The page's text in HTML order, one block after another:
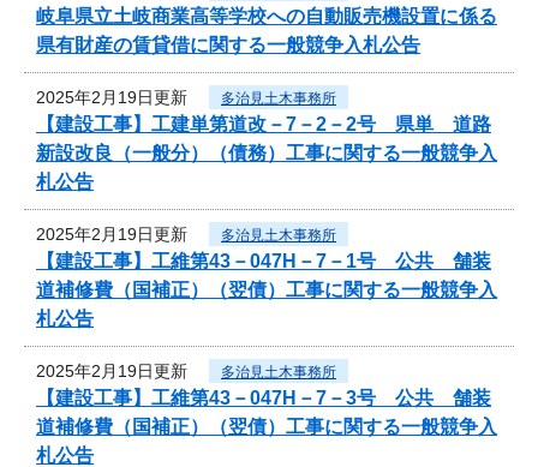
岐阜県立土岐商業高等学校への自動販売機設置に係る
県有財産の賃貸借に関する一般競争入札公告
2025年2月19日更新 多治見土木事務所
【建設工事】工建単第道改－7－2－2号 県単 道路
新設改良（一般分）（債務）工事に関する一般競争入
札公告
2025年2月19日更新 多治見土木事務所
【建設工事】工維第43－047H－7－1号 公共 舗装
道補修費（国補正）（翌債）工事に関する一般競争入
札公告
2025年2月19日更新 多治見土木事務所
【建設工事】工維第43－047H－7－3号 公共 舗装
道補修費（国補正）（翌債）工事に関する一般競争入
札公告